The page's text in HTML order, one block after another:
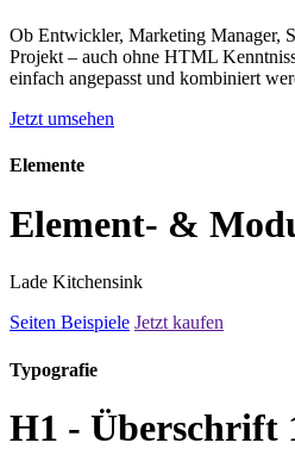
Ob Entwickler, Marketing Manager,
Projekt – auch ohne HTML
einfach angepasst und kombiniert
Jetzt umsehen
Elemente
Element- &
Lade Kitchensink
Seiten Beispiele Jetzt kaufen
Typografie
H1 - Überschrift